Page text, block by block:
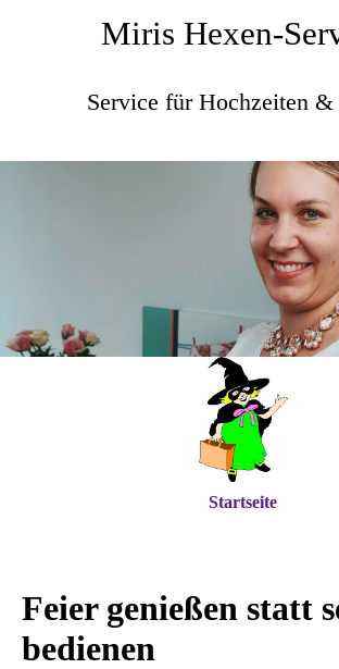
Miris Hexen-
Service für Hochzeiten &
Startseite
Feier genießen statt
bedienen